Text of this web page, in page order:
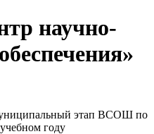
научно-
этап ВСОШ по
году